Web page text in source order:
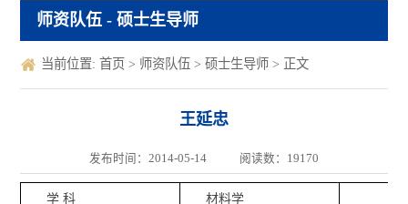
师资队伍 - 硕士生导师
当前位置: 首页 > 师资队伍 > 硕士生导师 > 正文
王延忠
发布时间：2014-05-14 阅读数： 19170
学 科 材料学